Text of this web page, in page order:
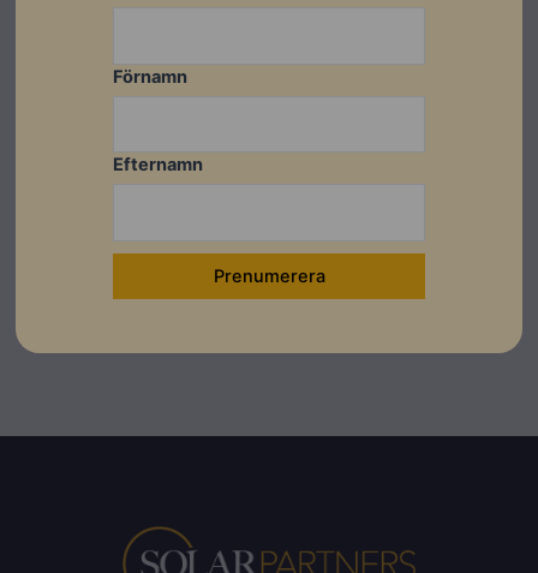
Förnamn
Efternamn